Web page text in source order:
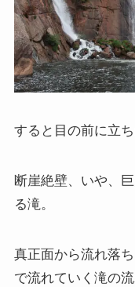
すると目の前に立
断崖絶壁、いや、
る滝。
真正面から流れ落
で流れていく滝の